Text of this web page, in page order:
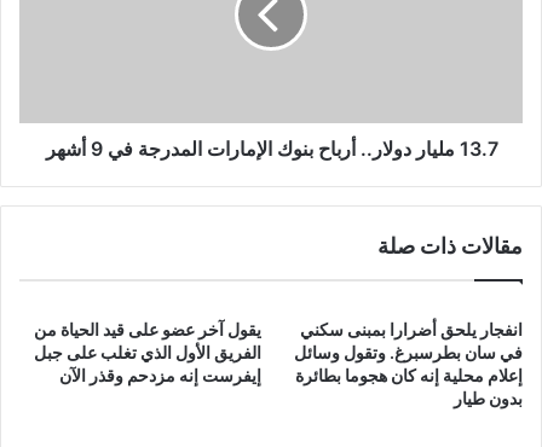
9
أشهر13.7 مليار دولار.. أرباح بنوك الإمارات المدرجة في 9 أشهر
مقالات ذات صلة
انفجار يلحق أضرارا بمبنى سكني
في سان بطرسبرغ. وتقول وسائل
إعلام محلية إنه كان هجوما بطائرة
بدون طيار
يقول آخر عضو على قيد الحياة من
الفريق الأول الذي تغلب على جبل
إيفرست إنه مزدحم وقذر الآن